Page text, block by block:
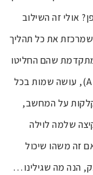
אולי זה השילוב
שמרכזת את כל תהליך
שהם החליטו
יחד, כצוות, לשלב בעסק. הבינה המלאכותית (AI), עושה שמות בכל
על המחשב,
שלמה לוילה
זה משהו שיכול
הנה מה שגילינו…